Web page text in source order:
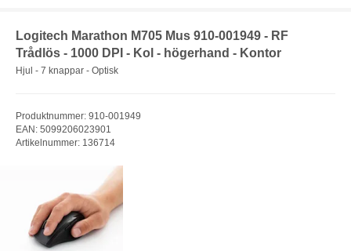
Logitech Marathon M705 Mus 910-001949 - RF
Trådlös - 1000 DPI - Kol - högerhand - Kontor
Hjul - 7 knappar - Optisk
Produktnummer: 910-001949
EAN: 5099206023901
Artikelnummer: 136714